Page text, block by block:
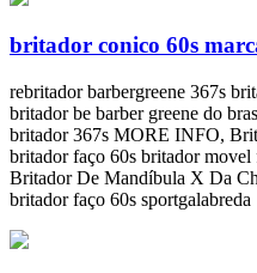
britador conico 60s
rebritador barbergreene 367s
britador be barber greene do
britador 367s MORE INFO,
britador faço 60s britador movel
Britador De Mandíbula X Da
britador faço 60s sportgalabreda